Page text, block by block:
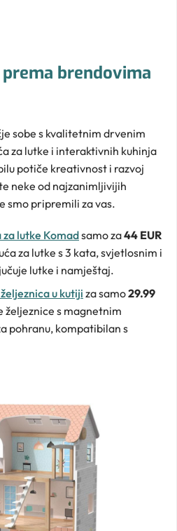
brendovima
sobe s kvalitetnim drvenim
za lutke i interaktivnih kuhinja
potiče kreativnost i razvoj
neke od najzanimljivijih
smo pripremili za vas.
za lutke Komadsamo za44 EUR
za lutke s 3 kata, svjetlosnim i
lutke i namještaj.
u kutiji za samo29.99
željeznice s magnetnim
pohranu, kompatibilan s